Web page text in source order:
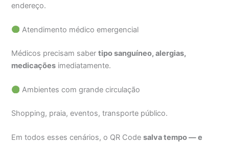
endereço.
Atendimento médico emergencial
Médicos precisam sabertipo sanguíneo, alergias,
medicações imediatamente.
Ambientes com grande circulação
Shopping, praia, eventos, transporte público.
Em todos esses cenários, o QR Codesalva tempo — e